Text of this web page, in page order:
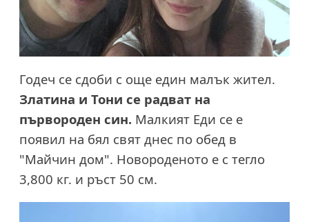
Годеч се сдоби с още един малък жител.
Златина и Тони се радват на
първороден син. Малкият Еди се е
появил на бял свят днес по обед в
"Майчин дом". Новороденото е с тегло
3,800 кг. и ръст 50 см.